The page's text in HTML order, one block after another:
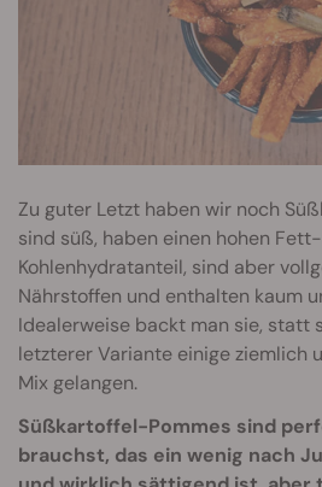
Zu guter Letzt haben wir noch
sind süß, haben einen hohen
Kohlenhydratanteil, sind aber
Nährstoffen und enthalten kaum
Idealerweise backt man sie, statt
letzterer Variante einige ziemlich
Mix gelangen.
Süßkartoffel-Pommes sind
brauchst, das ein wenig nach